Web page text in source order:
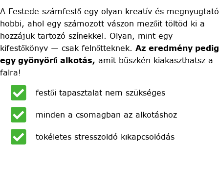
A Festede számfestő egy olyan kreatív és megnyugtató
hobbi, ahol egy számozott vászon mezőit töltöd ki a
hozzájuk tartozó színekkel. Olyan, mint egy
kifestőkönyv — csak felnőtteknek. Az eredmény pedig
egy gyönyörű alkotás, amit büszkén kiakaszthatsz a
falra!
festői tapasztalat nem szükséges
minden a csomagban az alkotáshoz
tökéletes stresszoldó kikapcsolódás